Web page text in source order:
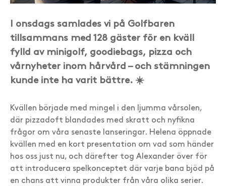
I onsdags samlades vi på Golfbaren
tillsammans med 128 gäster för en kväll
fylld av minigolf, goodiebags, pizza och
vårnyheter inom hårvård – och stämningen
kunde inte ha varit bättre. ☀️
Kvällen började med mingel i den ljumma vårsolen,
där pizzadoft blandades med skratt och nyfikna
frågor om våra senaste lanseringar. Helena öppnade
kvällen med en kort presentation om vad som händer
hos oss just nu, och därefter tog Alexander över för
att introducera spelkonceptet där varje bana bjöd på
en chans att vinna produkter från våra olika serier.